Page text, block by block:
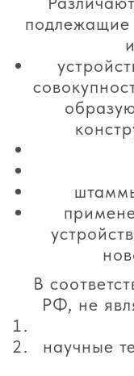
подлежащие
В
РФ, не
научные